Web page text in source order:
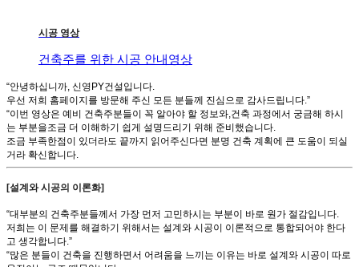
시공 영상
건축주를 위한 시공 안내영상
“안녕하십니까, 신영PY건설입니다.
우선 저희 홈페이지를 방문해 주신 모든 분들께 진심으로 감사드립니다.”
“이번 영상은 예비 건축주분들이 꼭 알아야 할 정보와,건축 과정에서 궁금해 하시
는 부분을조금 더 이해하기 쉽게 설명드리기 위해 준비했습니다.
조금 부족한점이 있더라도 끝까지 읽어주신다면 분명 건축 계획에 큰 도움이 되실
거라 확신합니다.
[설계와 시공의 이론화]
“대부분의 건축주분들께서 가장 먼저 고민하시는 부분이 바로 원가 절감입니다.
저희는 이 문제를 해결하기 위해서는 설계와 시공이 이론적으로 통합되어야 한다
고 생각합니다.”
“많은 분들이 건축을 진행하면서 어려움을 느끼는 이유는 바로 설계와 시공이 따로